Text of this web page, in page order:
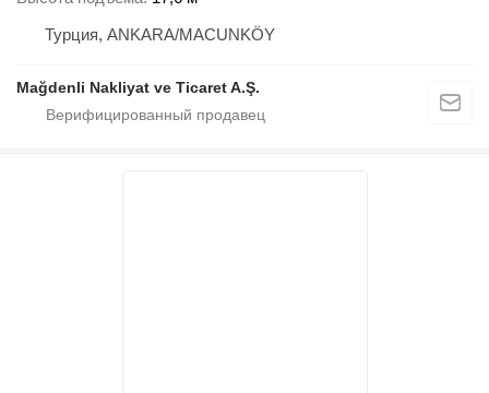
Турция, ANKARA/MACUNKÖY
Mağdenli Nakliyat ve Ticaret A.Ş.